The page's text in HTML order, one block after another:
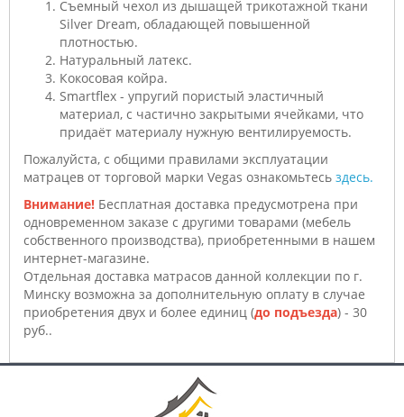
Съемный чехол из дышащей трикотажной ткани
Silver Dream, обладающей повышенной
плотностью.
Натуральный латекс.
Кокосовая койра.
Smartflex - упругий пористый эластичный
материал, с частично закрытыми ячейками, что
придаёт материалу нужную вентилируемость.
Пожалуйста, с общими правилами эксплуатации
матрацев от торговой марки Vegas ознакомьтесь здесь.
Внимание! Бесплатная доставка предусмотрена при
одновременном заказе с другими товарами (мебель
собственного производства), приобретенными в нашем
интернет-магазине.
Отдельная доставка матрасов данной коллекции по г.
Минску возможна за дополнительную оплату в случае
приобретения двух и более единиц (до подъезда) - 30
руб..